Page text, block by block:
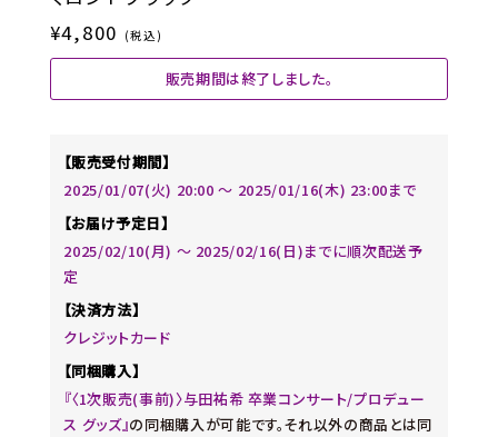
¥4,800 (税込)
販売期間は終了しました。
【販売受付期間】
2025/01/07(火) 20:00 〜 2025/01/16(木) 23:00まで
【お届け予定日】
2025/02/10(月) 〜 2025/02/16(日)までに順次配送予
定
【決済方法】
クレジットカード
【同梱購入】
『〈1次販売(事前)〉与田祐希 卒業コンサート/プロデュー
ス グッズ』の同梱購入が可能です。それ以外の商品とは同